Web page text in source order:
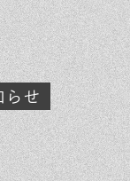
らせ
素材のこだわり
住まいの特性
家づくりの流れ
保証とサポート
ヒノキプロジェ